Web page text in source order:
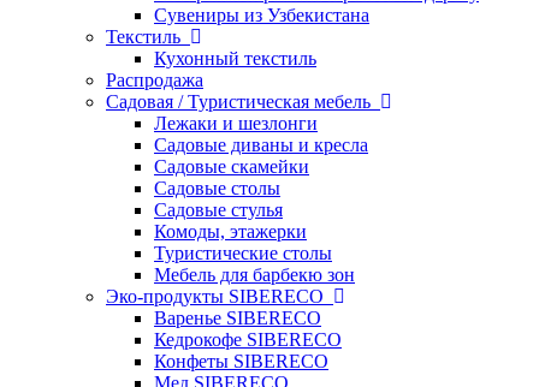
Сувениры из Узбекистана
Текстиль
Кухонный текстиль
Распродажа
Садовая / Туристическая мебель
Лежаки и шезлонги
Садовые диваны и кресла
Садовые скамейки
Садовые столы
Садовые стулья
Комоды, этажерки
Туристические столы
Мебель для барбекю зон
Эко-продукты SIBERECO
Варенье SIBERECO
Кедрокофе SIBERECO
Конфеты SIBERECO
Мед SIBERECO